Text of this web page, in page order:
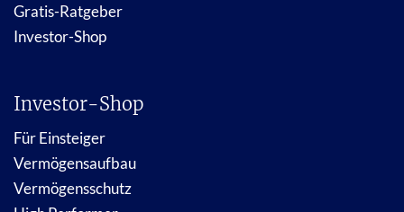
Gratis-Ratgeber
Investor-Shop
Investor-Shop
Für Einsteiger
Vermögensaufbau
Vermögensschutz